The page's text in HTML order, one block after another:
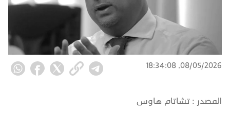
08/05/2026, 18:34:08
المصدر : تشاتام هاوس